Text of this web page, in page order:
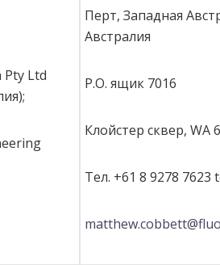
Pty Ltd
Перт, Западная
Австралия
P.O. ящик 7016
Клойстер сквер, WA
Тел. +61 8 9278 7623